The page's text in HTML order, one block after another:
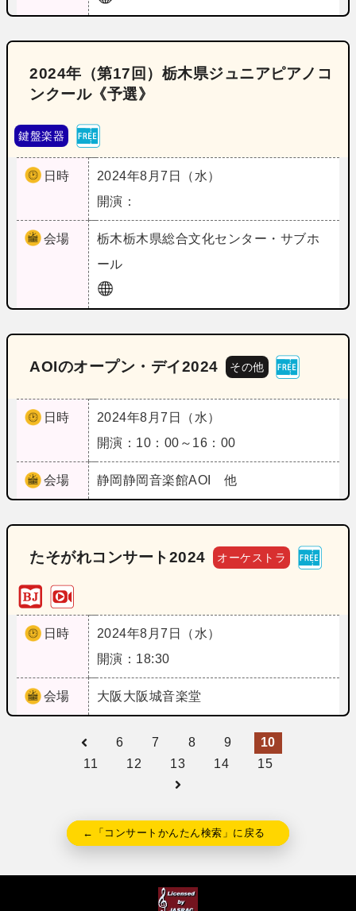
2024年（第17回）栃木県ジュニアピアノコ
ンクール《予選》
鍵盤楽器
日時
2024年8月7日（水）
開演：
会場 栃木栃木県総合文化センター・サブホ
ール
AOIのオープン・デイ2024 その他
日時
2024年8月7日（水）
開演：10：00～16：00
会場 静岡静岡音楽館AOI 他
たそがれコンサート2024 オーケストラ
日時
2024年8月7日（水）
開演：18:30
会場 大阪 大阪城音楽堂
6 7 8 9
10
11
12 13 14 15
←「コンサートかんたん検索」に戻る